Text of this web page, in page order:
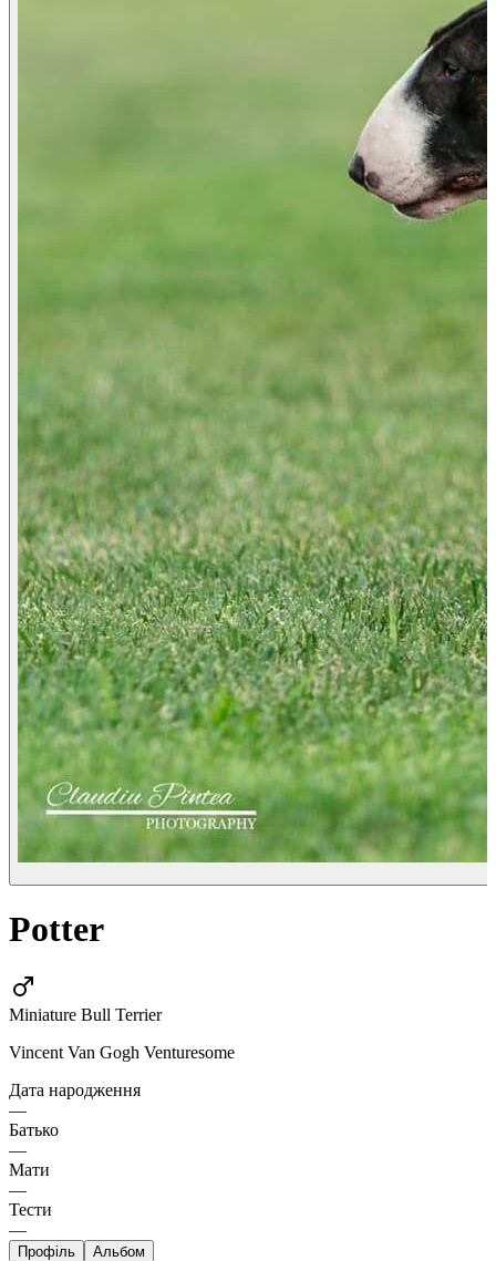
Potter
Miniature Bull Terrier
Vincent Van Gogh Venturesome
Дата народження
—
Батько
—
Мати
—
Тести
—
Профіль Альбом